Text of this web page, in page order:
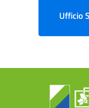
Ufficio